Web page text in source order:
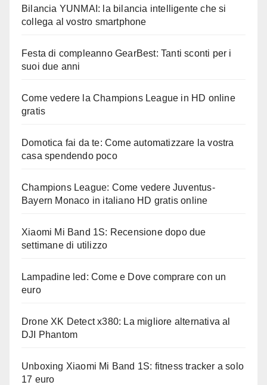
Bilancia YUNMAI: la bilancia intelligente che si
collega al vostro smartphone
Festa di compleanno GearBest: Tanti sconti per i
suoi due anni
Come vedere la Champions League in HD online
gratis
Domotica fai da te: Come automatizzare la vostra
casa spendendo poco
Champions League: Come vedere Juventus-
Bayern Monaco in italiano HD gratis online
Xiaomi Mi Band 1S: Recensione dopo due
settimane di utilizzo
Lampadine led: Come e Dove comprare con un
euro
Drone XK Detect x380: La migliore alternativa al
DJI Phantom
Unboxing Xiaomi Mi Band 1S: fitness tracker a solo
17 euro